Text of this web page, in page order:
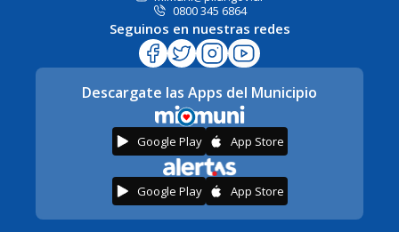
0800 345 6864
Seguinos en nuestras redes
Descargate las Apps del Municipio
Google Play App Store
Google Play App Store